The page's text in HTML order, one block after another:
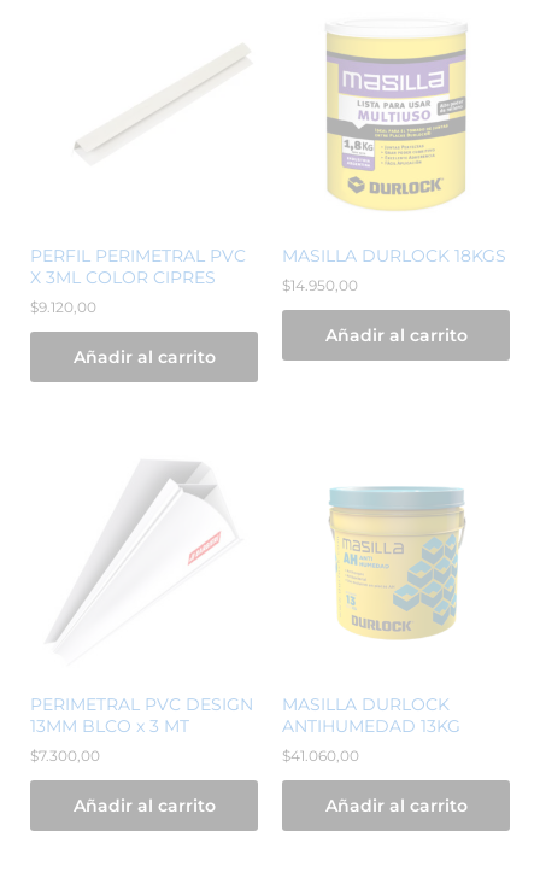
PERFIL PERIMETRAL PVC
X 3ML COLOR CIPRES
$9.120,00
Añadir al carrito
MASILLA DURLOCK 18KGS
$14.950,00
Añadir al carrito
PERIMETRAL PVC DESIGN
13MM BLCO x 3 MT
$7.300,00
Añadir al carrito
MASILLA DURLOCK
ANTIHUMEDAD 13KG
$41.060,00
Añadir al carrito